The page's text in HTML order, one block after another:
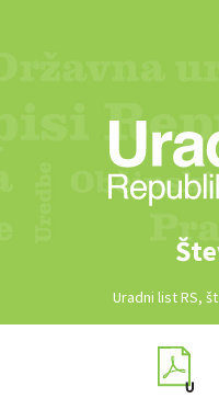
Uradni list RS,